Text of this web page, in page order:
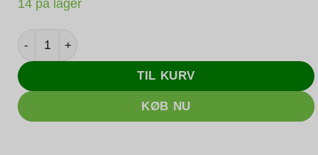
14 på lager
Lenovo ThinkPad T14 Gen 1 14" Full-HD IPS - AMD
TIL KURV
KØB NU